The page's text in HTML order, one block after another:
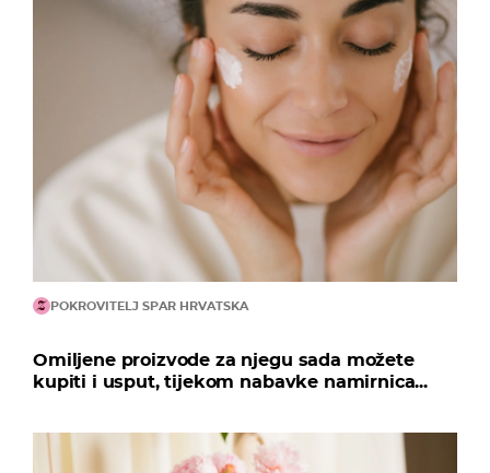
POKROVITELJ SPAR HRVATSKA
Omiljene proizvode za njegu sada možete
kupiti i usput, tijekom nabavke namirnica...